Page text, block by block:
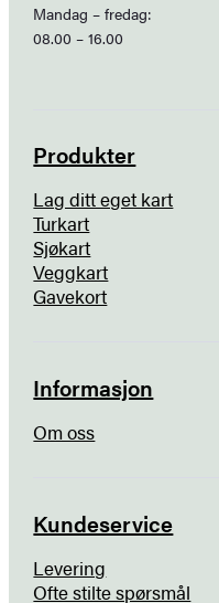
Mandag – fredag:
08.00 – 16.00
Produkter
Lag ditt eget kart
Turkart
Sjøkart
Veggkart
Gavekort
Informasjon
Om oss
Kundeservice
Levering
Ofte stilte spørsmål